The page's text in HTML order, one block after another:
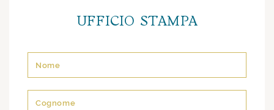
UFFICIO STAMPA